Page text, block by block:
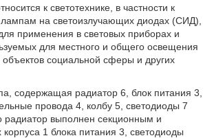
к светотехнике, в частности к
лампам на светоизлучающих диодах (СИД),
применения в световых приборах и
для местного и общего освещения
социальной сферы и других
содержащая радиатор 6, блок питания 3,
провода 4, колбу 5, светодиоды 7
радиатор выполнен секционным и
1 блока питания 3, светодиоды